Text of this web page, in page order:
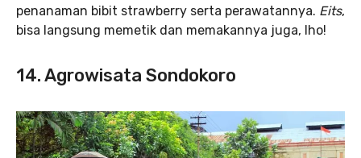
penanaman bibit strawberry serta perawatannya. Eits,
bisa langsung memetik dan memakannya juga, lho!
14. Agrowisata Sondokoro